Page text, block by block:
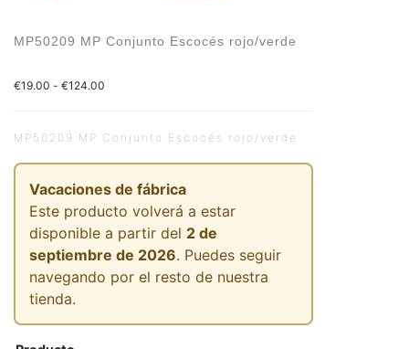
MP50209 MP Conjunto Escocés rojo/verde
€19.00 - €124.00
MP50209 MP Conjunto Escocés rojo/verde
Vacaciones de fábrica
Este producto volverá a estar
disponible a partir del 2 de
septiembre de 2026. Puedes seguir
navegando por el resto de nuestra
tienda.